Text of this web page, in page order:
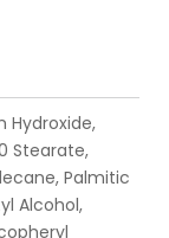
Hydroxide,
Stearate,
Palmitic
Alcohol,